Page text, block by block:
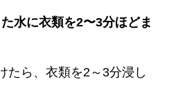
水に衣類を2〜3分ほどま
たら、衣類を2～3分浸し